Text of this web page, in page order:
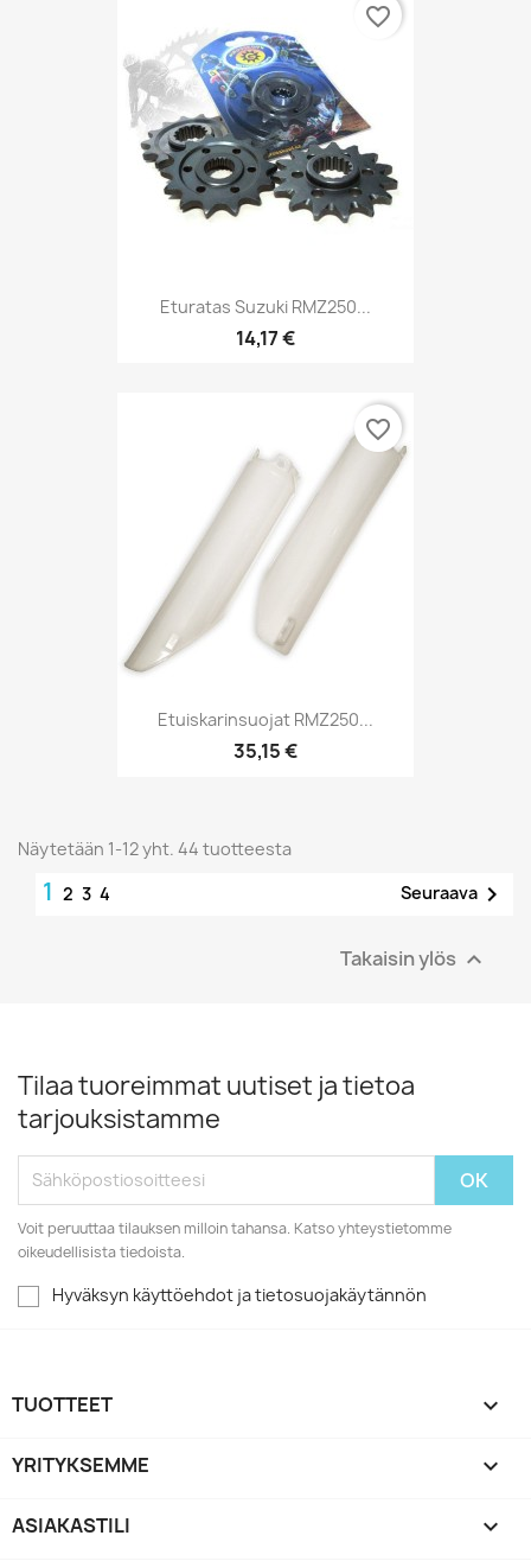
Eturatas Suzuki RMZ250...
14,17 €
favorite_border
Etuiskarinsuojat RMZ250...
35,15 €
favorite_border
Näytetään 1-12 yht. 44 tuotteesta
1 2 3 4 Seuraava 
Takaisin ylös 
Tilaa tuoreimmat uutiset ja tietoa
tarjouksistamme
Voit peruuttaa tilauksen milloin tahansa. Katso yhteystietomme
oikeudellisista tiedoista.
Hyväksyn käyttöehdot ja tietosuojakäytännön
TUOTTEET 
YRITYKSEMME 
ASIAKASTILI 